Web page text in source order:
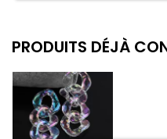
PRODUITS DÉJÀ